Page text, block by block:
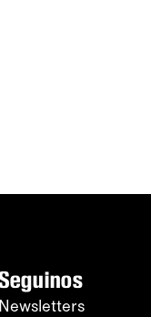
Newsletters